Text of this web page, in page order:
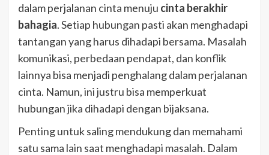
dalam perjalanan cinta menuju cinta berakhir
bahagia. Setiap hubungan pasti akan menghadapi
tantangan yang harus dihadapi bersama. Masalah
komunikasi, perbedaan pendapat, dan konflik
lainnya bisa menjadi penghalang dalam perjalanan
cinta. Namun, ini justru bisa memperkuat
hubungan jika dihadapi dengan bijaksana.
Penting untuk saling mendukung dan memahami
satu sama lain saat menghadapi masalah. Dalam